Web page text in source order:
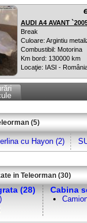
AUDI A4 AVANT
Break
Culoare: Argintiu
Combustibil: Motorina
Km bord: 130000 km
Locaţie: IASI -
(5)
cu Hayon (2)
in Teleorman (30)
(28) Cabina